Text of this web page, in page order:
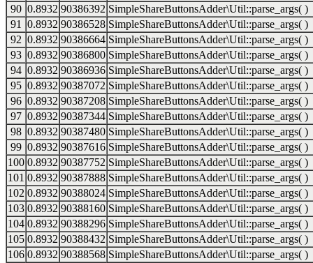
90 0.8932 90386392 SimpleShareButtonsAdder\Util::parse_args( )
91
0.8932 90386528 SimpleShareButtonsAdder\Util::parse_args( )
92 0.8932 90386664 SimpleShareButtonsAdder\Util::parse_args( )
93 0.8932 90386800 SimpleShareButtonsAdder\Util::parse_args( )
94 0.8932 90386936 SimpleShareButtonsAdder\Util::parse_args( )
95 0.8932 90387072 SimpleShareButtonsAdder\Util::parse_args( )
96 0.8932 90387208 SimpleShareButtonsAdder\Util::parse_args( )
97 0.8932 90387344 SimpleShareButtonsAdder\Util::parse_args( )
98 0.8932 90387480 SimpleShareButtonsAdder\Util::parse_args( )
99 0.8932 90387616 SimpleShareButtonsAdder\Util::parse_args( )
100 0.8932 90387752 SimpleShareButtonsAdder\Util::parse_args( )
101 0.8932 90387888 SimpleShareButtonsAdder\Util::parse_args( )
102 0.8932 90388024 SimpleShareButtonsAdder\Util::parse_args( )
103 0.8932 90388160 SimpleShareButtonsAdder\Util::parse_args( )
104 0.8932 90388296 SimpleShareButtonsAdder\Util::parse_args( )
105 0.8932 90388432 SimpleShareButtonsAdder\Util::parse_args( )
106 0.8932 90388568 SimpleShareButtonsAdder\Util::parse_args( )